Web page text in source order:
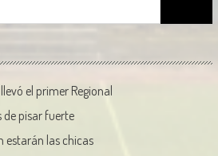
for:
el primer Regional
de pisar fuerte
estarán las chicas